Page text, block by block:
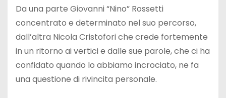
Da una parte Giovanni “Nino” Rossetti
concentrato e determinato nel suo percorso,
dall’altra Nicola Cristofori che crede fortemente
in un ritorno ai vertici e dalle sue parole, che ci ha
confidato quando lo abbiamo incrociato, ne fa
una questione di rivincita personale.